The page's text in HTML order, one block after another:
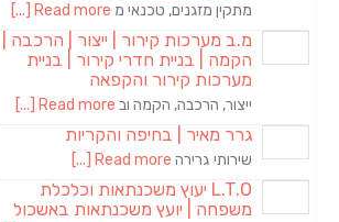
מתקין מזגנים, טכנאי מ Read more [...]
מ.ב מערכות קירור | ייצור | הרכבה |
הקמה | בניית חדרי קירור | בניית
מערכות קירור והקפאה
ייצור, הרכבה, הקמה וב Read more [...]
גרר מאיר | בחיפה והקריות
שירותי גרירה Read more [...]
L.T.O יעוץ משכנתאות וכלכלת
משפחה | יועץ משכנתאות באשכול